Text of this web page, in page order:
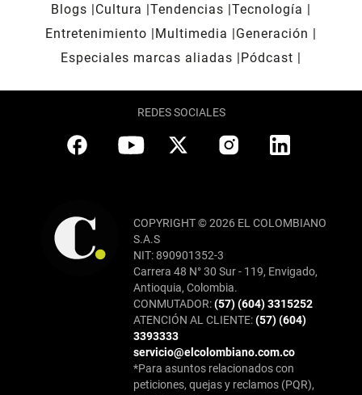
Blogs
Cultura Tendencias Tecnología
Entretenimiento
Multimedia
Generación
Especiales marcas aliadas
Pódcast
REDES SOCIALES
COPYRIGHT © 2026 EL COLOMBIANO
S.A.S
NIT: 890901352-3
Carrera 48 N° 30 Sur - 119, Envigado,
Antioquia, Colombia.
CONMUTADOR:(57) (604) 3315252
ATENCIÓN AL CLIENTE:(57) (604)
3393333
servicio@elcolombiano.com.co
*Para asuntos relacionados con
peticiones, quejas y reclamos (PQR),